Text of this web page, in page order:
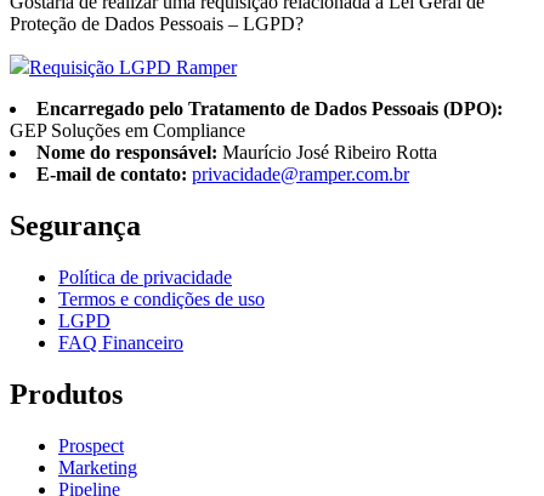
Proteção de Dados Pessoais – LGPD?
Requisição LGPD Ramper
Encarregado pelo Tratamento de Dados Pessoais (DPO):
GEP Soluções em Compliance
Nome do responsável: Maurício José Ribeiro Rotta
E-mail de contato: privacidade@ramper.com.br
Segurança
Política de privacidade
Termos e condições de uso
LGPD
FAQ Financeiro
Produtos
Prospect
Marketing
Pipeline